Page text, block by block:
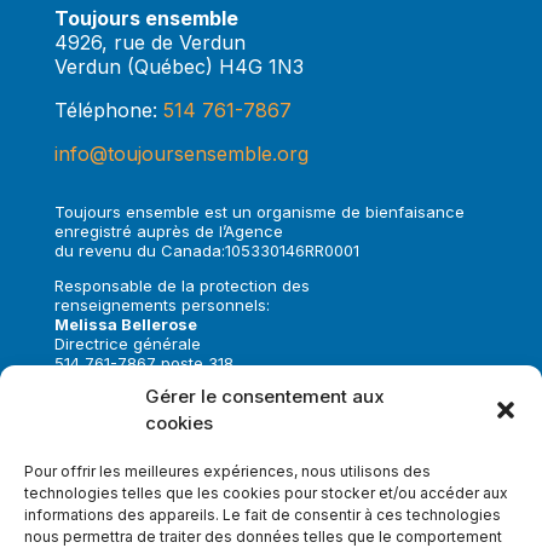
Gérer le consentement aux
cookies
Pour offrir les meilleures expériences, nous utilisons des
technologies telles que les cookies pour stocker et/ou accéder aux
informations des appareils. Le fait de consentir à ces technologies
nous permettra de traiter des données telles que le comportement
Toujours ensemble
4926, rue de Verdun
Verdun (Québec) H4G 1N3
Téléphone: 514 761-7867
info@toujoursensemble.org
Toujours ensemble est un organisme de bienfaisance
enregistré auprès de l’Agence
du revenu du Canada:105330146RR0001
Responsable de la protection des
renseignements personnels:
Melissa Bellerose
Directrice générale
514 761-7867 poste 318